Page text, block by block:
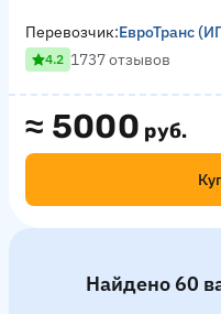
≈ 5000 руб.
Перевозчик:ЕвроТранс
4.2 1737 отзывов
Найдено 60